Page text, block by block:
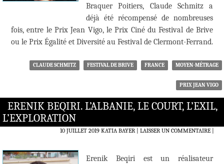
Braquer Poitiers, Claude Schmitz a
déjà été récompensé de nombreuses
fois, entre le Prix Jean Vigo, le Prix Ciné du Festival de Brive
ou le Prix Égalité et Diversité au Festival de Clermont-Ferrand.
CLAUDE SCHMITZ FESTIVAL DE BRIVE FRANCE MOYEN-MÉTRAGE
PRIX JEAN VIGO
ERENIK BEQIRI. L’ALBANIE, LE COURT, L’EXIL,
L’EXPLORATION
10 JUILLET 2019 KATIA BAYER LAISSER UN COMMENTAIRE|
Erenik Beqiri est un réalisateur